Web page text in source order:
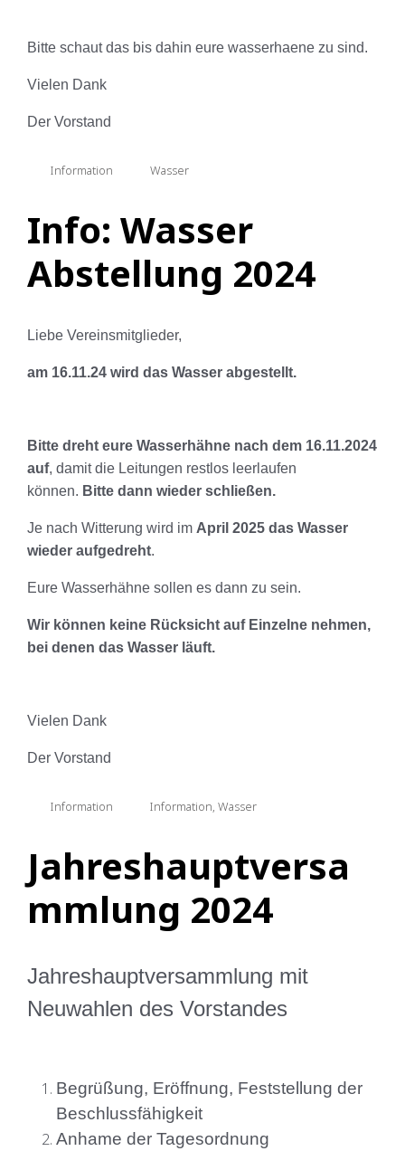
Bitte schaut das bis dahin eure wasserhaene zu sind.
Vielen Dank
Der Vorstand
Information Wasser
Info: Wasser
Abstellung 2024
Liebe Vereinsmitglieder,
am 16.11.24 wird das Wasser abgestellt.
Bitte dreht eure Wasserhähne nach dem 16.11.2024
auf, damit die Leitungen restlos leerlaufen
können. Bitte dann wieder schließen.
Je nach Witterung wird im April 2025 das Wasser
wieder aufgedreht.
Eure Wasserhähne sollen es dann zu sein.
Wir können keine Rücksicht auf Einzelne nehmen,
bei denen das Wasser läuft.
Vielen Dank
Der Vorstand
Information Information ,Wasser
Jahreshauptversa
mmlung 2024
Jahreshauptversammlung mit
Neuwahlen des Vorstandes
Begrüßung, Eröffnung, Feststellung der
Beschlussfähigkeit
Anhame der Tagesordnung